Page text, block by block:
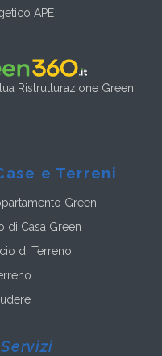
APE
Ristrutturazione Green
e Terreni
Green
di Casa Green
di Terreno